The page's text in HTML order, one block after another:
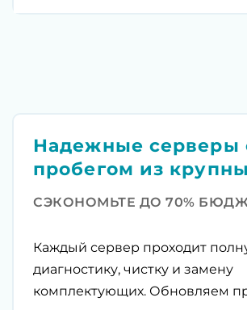
Надежные серверы
пробегом из
СЭКОНОМЬТЕ ДО 70%
Каждый сервер проходит
диагностику, чистку и замену
комплектующих. Обновляем